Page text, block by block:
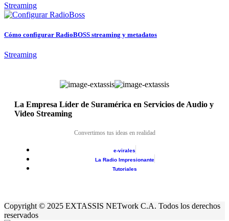
Streaming
Cómo configurar RadioBOSS streaming y metadatos
Streaming
La Empresa Líder de Suramérica en Servicios de Audio y
Video Streaming
Convertimos tus ideas en realidad
e-virales
La Radio Impresionante
Tutoriales
Copyright © 2025 EXTASSIS NETwork C.A. Todos los derechos
reservados